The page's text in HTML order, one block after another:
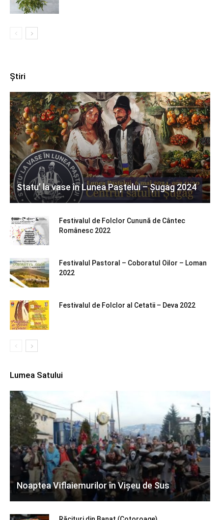
Știri
Statu’ la vase în Lunea Paștelui – Șugag 2024
Festivalul de Folclor Cunună de Cântec
Românesc 2022
Festivalul Pastoral – Coboratul Oilor – Loman
2022
Festivalul de Folclor al Cetatii – Deva 2022
Lumea Satului
Noaptea Viflaiemurilor în Vișeu de Sus